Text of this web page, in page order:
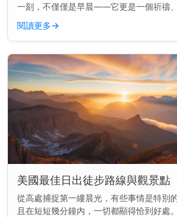
一刻，不僅僅是早晨——它更是一個祈禱
主要見解： 日出長久以來標誌著許多宗教
祈禱、供奉和慶...
閱讀更多→
美國最佳日出徒步路線與觀景點
從高處捕捉第一縷晨光，有些事情是特別
且在短短幾分鐘內，一切都顯得恰到好處